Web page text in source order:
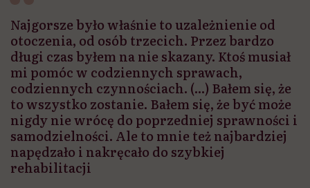
Najgorsze było właśnie to uzależnienie od
otoczenia, od osób trzecich. Przez bardzo
długi czas byłem na nie skazany. Ktoś musiał
mi pomóc w codziennych sprawach,
codziennych czynnościach. (...) Bałem się, że
to wszystko zostanie. Bałem się, że być może
nigdy nie wrócę do poprzedniej sprawności i
samodzielności. Ale to mnie też najbardziej
napędzało i nakręcało do szybkiej
rehabilitacji